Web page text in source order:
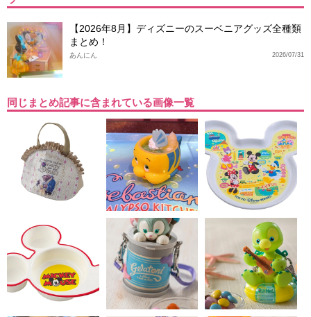
【2026年8月】ディズニーのスーベニアグッズ全種類
まとめ！
2026/07/31
あんにん
同じまとめ記事に含まれている画像一覧